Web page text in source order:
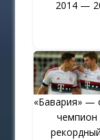
2014 —
«Бавария» —
чемпион